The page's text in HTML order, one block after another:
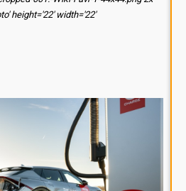
height='22' width='22'